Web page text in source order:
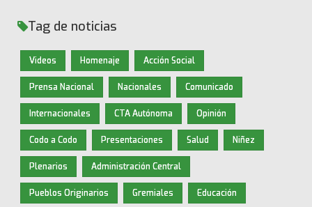
Tag de noticias
Videos Homenaje Acción Social
Prensa Nacional Nacionales Comunicado
Internacionales CTA Autónoma Opinión
Codo a Codo Presentaciones Salud Niñez
Plenarios Administración Central
Pueblos Originarios Gremiales Educación